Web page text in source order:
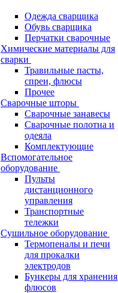
Одежда сварщика
Обувь сварщика
Перчатки сварочные
Химические материалы для
сварки
Травильные пасты,
спреи, флюсы
Прочее
Сварочные шторы
Сварочные занавесы
Сварочные полотна и
одеяла
Комплектующие
Вспомогательное
оборудование
Пульты
дистанционного
управления
Транспортные
тележки
Сушильное оборудование
Термопеналы и печи
для прокалки
электродов
Бункеры для хранения
флюсов